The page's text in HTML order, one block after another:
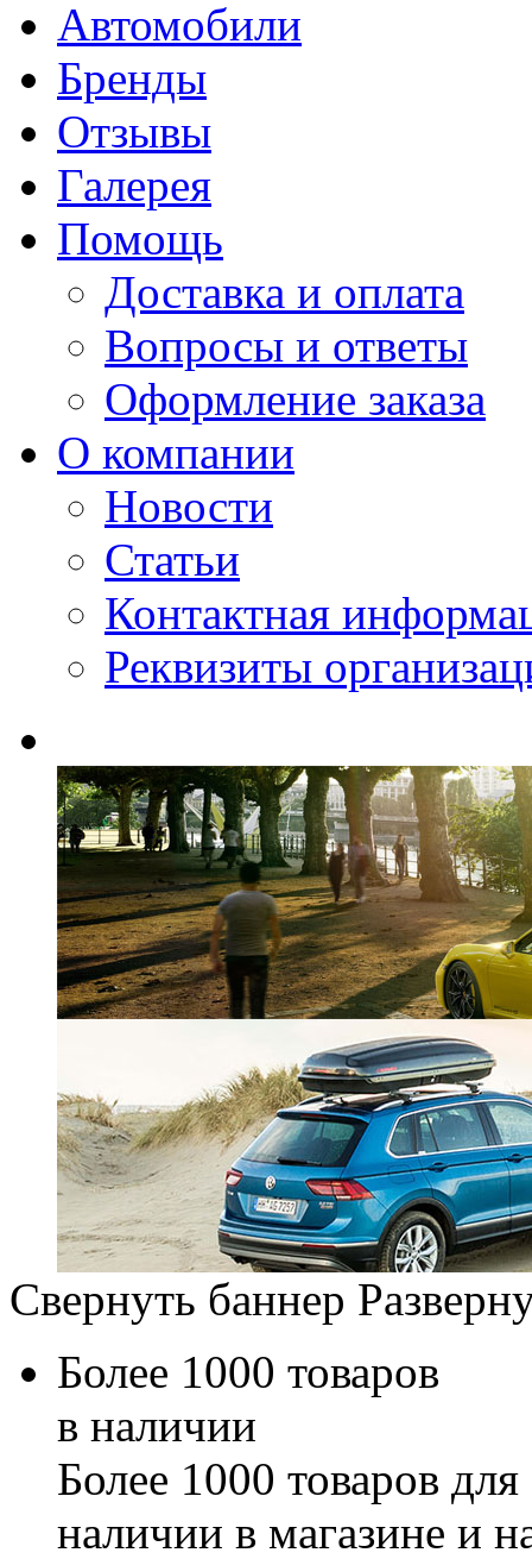
Автомобили
Бренды
Отзывы
Галерея
Помощь
Доставка и оплата
Вопросы и ответы
Оформление заказа
О компании
Новости
Статьи
Контактная
Реквизиты
Свернуть баннер
Более 1000 товаров
в наличии
Более 1000 товаров
наличии в магазине и